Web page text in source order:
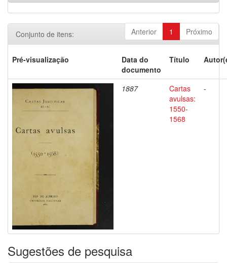
Anterior 1 Próximo
Conjunto de itens:
Pré-visualização
Data do
documento
Título
1887
Cartas
avulsas:
1550-
1568
-
Sugestões de pesquisa